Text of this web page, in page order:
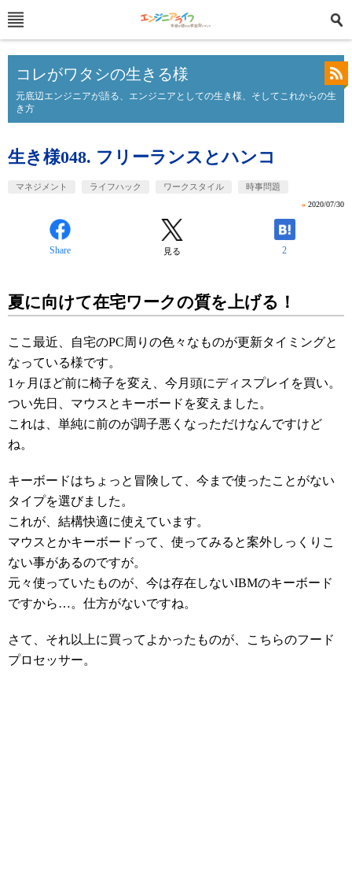
コレがワタシの生きる様
元底辺エンジニアが語る、エンジニアとしての生き様、そしてこれからの生
き方
生き様048. フリーランスとハンコ
マネジメント ライフハック ワークスタイル 時事問題
» 2020/07/30
Share 見る 2
夏に向けて在宅ワークの質を上げる！
ここ最近、自宅のPC周りの色々なものが更新タイミングと
なっている様です。
1ヶ月ほど前に椅子を変え、今月頭にディスプレイを買い。
つい先日、マウスとキーボードを変えました。
これは、単純に前のが調子悪くなっただけなんですけど
ね。
キーボードはちょっと冒険して、今まで使ったことがない
タイプを選びました。
これが、結構快適に使えています。
マウスとかキーボードって、使ってみると案外しっくりこ
ない事があるのですが。
元々使っていたものが、今は存在しないIBMのキーボード
ですから…。仕方がないですね。
さて、それ以上に買ってよかったものが、こちらのフード
プロセッサー。